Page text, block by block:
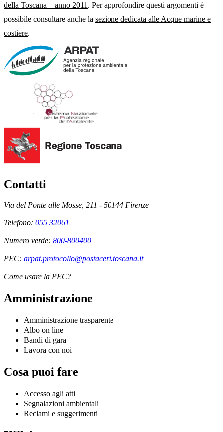
della Toscana – anno 2011 . Per approfondire questi argomenti è
possibile consultare anche la sezione dedicata alle Acque marine e
costiere.
Contatti
Via del Ponte alle Mosse, 211 - 50144 Firenze
Telefono: 055 32061
Numero verde: 800-800400
PEC: arpat.protocollo@postacert.toscana.it
Come usare la PEC?
Amministrazione
Amministrazione trasparente
Albo on line
Bandi di gara
Lavora con noi
Cosa puoi fare
Accesso agli atti
Segnalazioni ambientali
Reclami e suggerimenti